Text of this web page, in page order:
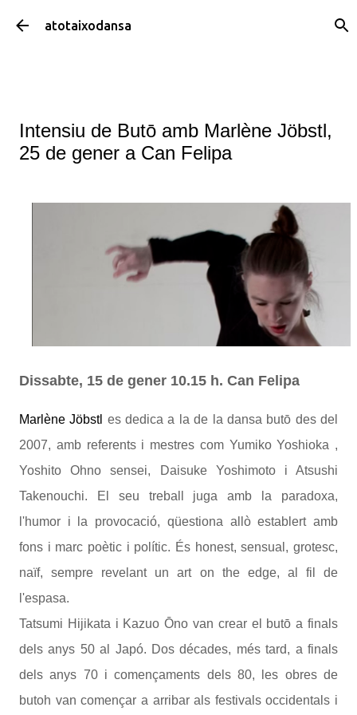
atotaixodansa
Intensiu de Butō amb Marlène Jöbstl,
25 de gener a Can Felipa
Dissabte, 15 de gener 10.15 h. Can Felipa
Marlène Jöbstl es dedica a la de la dansa butō des del
2007, amb referents i mestres com Yumiko Yoshioka ,
Yoshito Ohno sensei, Daisuke Yoshimoto i Atsushi
Takenouchi. El seu treball juga amb la paradoxa,
l'humor i la provocació, qüestiona allò establert amb
fons i marc poètic i polític. És honest, sensual, grotesc,
naïf, sempre revelant un art on the edge, al fil de
l'espasa.
Tatsumi Hijikata i Kazuo Ōno van crear el butō a finals
dels anys 50 al Japó. Dos décades, més tard, a finals
dels anys 70 i començaments dels 80, les obres de
butoh van començar a arribar als festivals occidentals i